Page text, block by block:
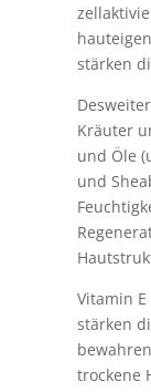
stärken
Kräuter
und Öle
und
Vitamin
stärken
trockene